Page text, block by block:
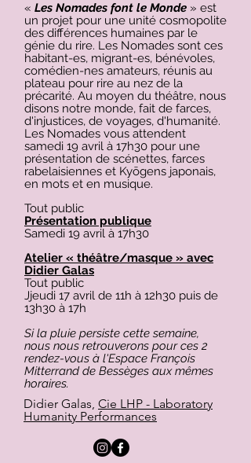
« Les Nomades font le Monde » est
un projet pour une unité cosmopolite
des différences humaines par le
génie du rire. Les Nomades sont ces
habitant-es, migrant-es, bénévoles,
comédien-nes amateurs, réunis au
plateau pour rire au nez de la
précarité. Au moyen du théâtre, nous
disons notre monde, fait de farces,
d'injustices, de voyages, d'humanité.
Les Nomades vous attendent
samedi 19 avril à 17h30 pour une
présentation de scénettes, farces
rabelaisiennes et Kyōgens japonais,
en mots et en musique.​
Tout public
Présentation publique
Samedi 19 avril à 17h30
Atelier « théâtre/masque » avec
Didier Galas
Tout public
Jjeudi 17 avril de 11h à 12h30 puis de
13h30 à 17h
Si la pluie persiste cette semaine,
nous nous retrouverons pour ces 2
rendez-vous à l'Espace François
Mitterrand de Bessèges aux mêmes
horaires.
Didier Galas, Cie LHP - Laboratory
Humanity Performances